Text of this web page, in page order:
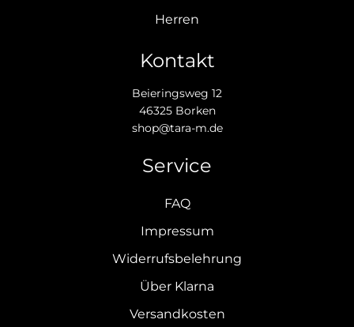
Herren
Kontakt
Beieringsweg 12
46325 Borken
shop@tara-m.de
Service
FAQ
Impressum
Widerrufsbelehrung
Über Klarna
Versandkosten